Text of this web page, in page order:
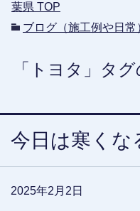
葉県 TOP
ブログ（施工例や日常
「トヨタ」タ
今日は寒くな
2025年2月2日